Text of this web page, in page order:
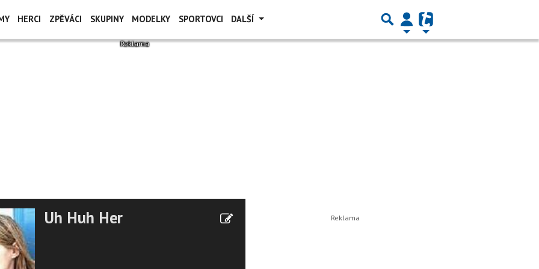
HERCI ZPĚVÁCI SKUPINY MODELKY SPORTOVCI DALŠÍ
Uh Huh Her